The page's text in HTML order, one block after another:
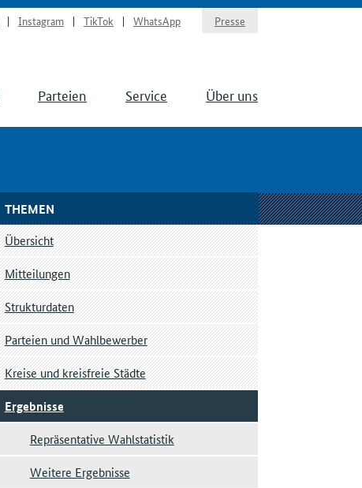
Instagram TikTok WhatsApp Presse
Parteien Service Über uns
THEMEN
Übersicht
Mitteilungen
Strukturdaten
Parteien und Wahlbewerber
Kreise und kreisfreie Städte
Ergebnisse
Repräsentative Wahlstatistik
Weitere Ergebnisse